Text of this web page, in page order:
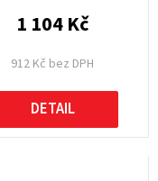
912 Kč bez DPH
1 104 Kč
DETAIL